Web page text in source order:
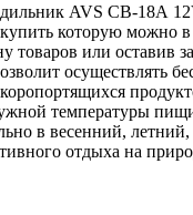
AVS CВ-18А
которую можно в
товаров или оставив
осуществлять
температуры
в весенний,
отдыха на